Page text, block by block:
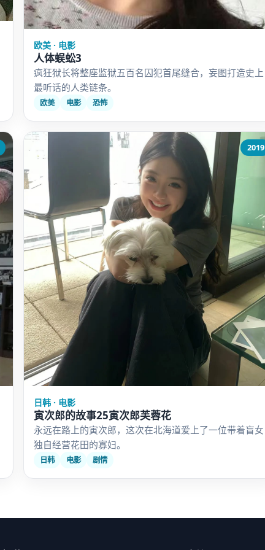
欧美 · 电影
人体蜈蚣3
疯狂狱长将整座监狱五百名囚犯首尾缝合，妄图打造史上
最听话的人类链条。
欧美 电影 恐怖
2019
日韩 · 电影
寅次郎的故事25寅次郎芙蓉花
永远在路上的寅次郎，这次在北海道爱上了一位带着盲女
独自经营花田的寡妇。
日韩 电影 剧情